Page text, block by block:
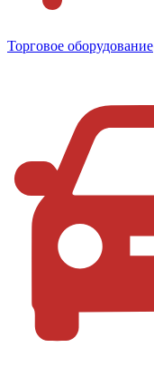
Торговое оборудование